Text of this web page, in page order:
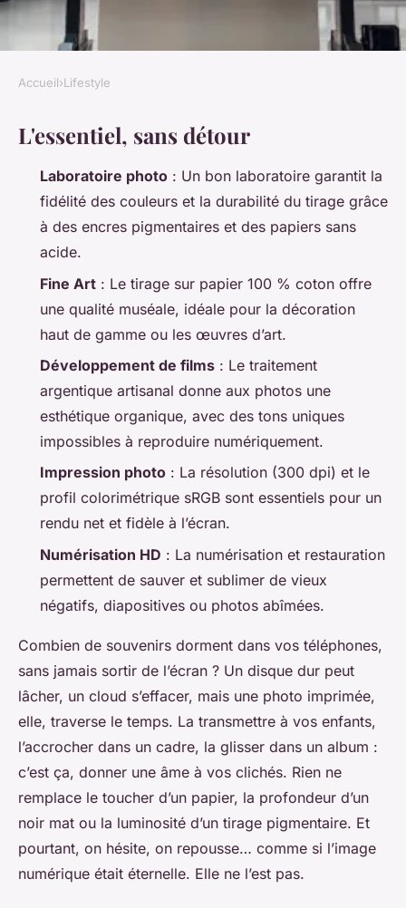
LIFESTYLE
Top 5 conseils pour
sélectionner un laboratoire
photo idéal
26/05/2026 13:26 13 min de lecture
Accueil›Lifestyle
L'essentiel, sans détour
Laboratoire photo : Un bon laboratoire garantit la
fidélité des couleurs et la durabilité du tirage grâce
à des encres pigmentaires et des papiers sans
acide.
Fine Art : Le tirage sur papier 100 % coton offre
une qualité muséale, idéale pour la décoration
haut de gamme ou les œuvres d’art.
Développement de films : Le traitement
argentique artisanal donne aux photos une
esthétique organique, avec des tons uniques
impossibles à reproduire numériquement.
Impression photo : La résolution (300 dpi) et le
profil colorimétrique sRGB sont essentiels pour un
rendu net et fidèle à l’écran.
Numérisation HD : La numérisation et restauration
permettent de sauver et sublimer de vieux
négatifs, diapositives ou photos abîmées.
Combien de souvenirs dorment dans vos téléphones,
sans jamais sortir de l’écran ? Un disque dur peut
lâcher, un cloud s’effacer, mais une photo imprimée,
elle, traverse le temps. La transmettre à vos enfants,
l’accrocher dans un cadre, la glisser dans un album :
c’est ça, donner une âme à vos clichés. Rien ne
remplace le toucher d’un papier, la profondeur d’un
noir mat ou la luminosité d’un tirage pigmentaire. Et
pourtant, on hésite, on repousse… comme si l’image
numérique était éternelle. Elle ne l’est pas.